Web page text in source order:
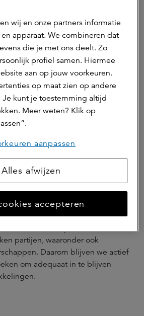
Regulation (SFDR),
Plan for Financing Sustainable
er een verplichting om informatie te
in de financiële sector.
wetgeving zouden we actief aan de
het in kaart brengen van
sluiten we zoveel mogelijk aan bij
Zoals gezegd, werkt
van financiële instellingen,
en overheden aan het
adaptive buildings’ Met daarin
voor het vaststellen van
op gebouwniveau. Deze
zal komend voorjaar
in de Climate Risk Monitor en
a.s.r. real estate juichen we
initiatieven en doelstellingen toe.
is de aanpak van de gevolgen van
partijen, waaronder ook
Daarom blijven we actief
om adequaat in te blijven
wij en onze partners informatie
apparaat. We combineren dat
die je met ons deelt. Zo
profiel samen. Hiermee
aan op jouw voorkeuren.
op maat zien op andere
Je kunt je toestemming altijd
Meer weten? Klik op
aanpassen
Alles afwijzen
accepteren